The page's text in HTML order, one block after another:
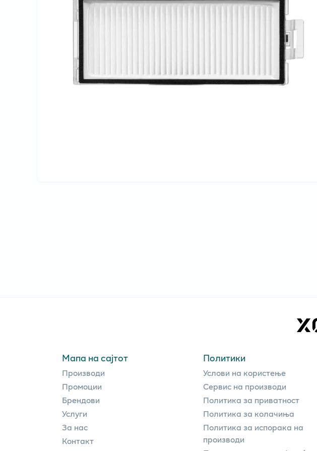
Мапа на сајтот
Производи
Промоции
Брендови
Услуги
За нас
Контакт
Политики
Услови на користење
Сервис на производи
Политика за приватност
Политика за колачиња
Политика за испорака на
производи